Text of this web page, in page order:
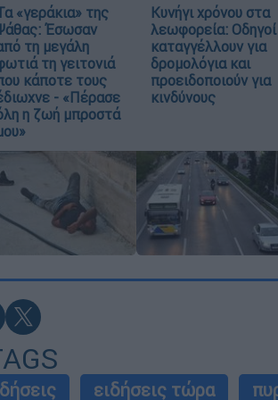
«γεράκια» της
Έσωσαν
τη μεγάλη
τη γειτονιά
κάποτε τους
- «Πέρασε
η ζωή μπροστά
Κυνήγι χρόνου στα
λεωφορεία: Οδηγοί
καταγγέλλουν για
δρομολόγια και
προειδοποιούν για
κινδύνους
ειδήσεις τώρα